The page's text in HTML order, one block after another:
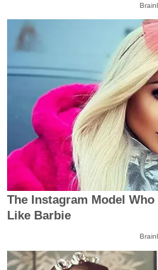
The Instagram Model
Like Barbie